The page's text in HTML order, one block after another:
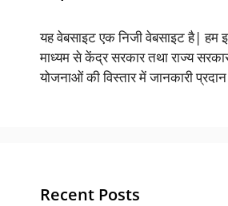
यह वेबसाइट एक निजी वेबसाइट है| हम
माध्यम से केंद्र सरकार तथा राज्य
योजनाओं की विस्तार में जानकारी
Recent Posts